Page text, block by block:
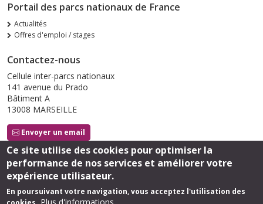
Portail des parcs nationaux de France
Actualités
Offres d'emploi / stages
Contactez-nous
Cellule inter-parcs nationaux
141 avenue du Prado
Bâtiment A
13008 MARSEILLE
Envoyer un email
Suivez-nous
Ce site utilise des cookies pour optimiser la
performance de nos services et améliorer votre
expérience utilisateur.
En poursuivant votre navigation, vous acceptez l'utilisation des